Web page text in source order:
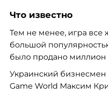
Что известно
Тем не менее, игра все
большой
было продано миллион
Украинский бизнесмен
Game World Максим